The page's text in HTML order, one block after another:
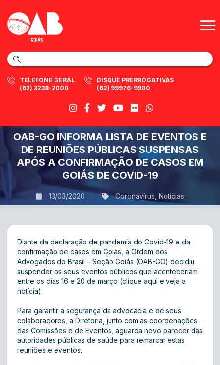
TELEFONE GERAL
(62) 3238-2000
DISQUE PRERROGATIVAS
(62) 99976-9900
OAB-GO INFORMA LISTA DE EVENTOS E
DE REUNIÕES PÚBLICAS SUSPENSAS
APÓS A CONFIRMAÇÃO DE CASOS EM
GOIÁS DE COVID-19
13/03/2020 Coronavírus Notícias
Diante da declaração de pandemia do Covid-19 e da
confirmação de casos em Goiás, a Ordem dos
Advogados do Brasil – Seção Goiás (OAB-GO) decidiu
suspender os seus eventos públicos que aconteceriam
entre os dias 16 e 20 de março (clique aqui e veja a
notícia).
Para garantir a segurança da advocacia e de seus
colaboradores, a Diretoria, junto com as coordenações
das Comissões e de Eventos, aguarda novo parecer das
autoridades públicas de saúde para remarcar estas
reuniões e eventos.